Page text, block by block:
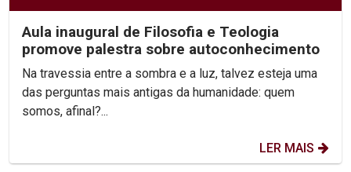
Aula inaugural de Filosofia e Teologia
promove palestra sobre autoconhecimento
Na travessia entre a sombra e a luz, talvez esteja uma
das perguntas mais antigas da humanidade: quem
somos, afinal?...
LER MAIS